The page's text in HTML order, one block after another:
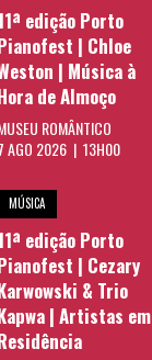
edição Porto
| Chloe
| Música à
de Almoço
ROMÂNTICO
AGO 2026 | 13H00
MÚSICA
edição Porto
| Cezary
& Trio
| Artistas em